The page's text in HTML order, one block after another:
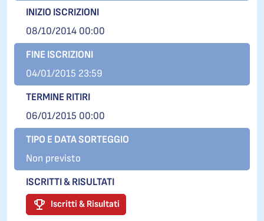
INIZIO ISCRIZIONI
08/10/2014 00:00
FINE ISCRIZIONI
04/01/2015 23:59
TERMINE RITIRI
06/01/2015 00:00
TIPO E DATA SORTEGGIO
Non previsto
ISCRITTI & RISULTATI
Iscritti & Risultati